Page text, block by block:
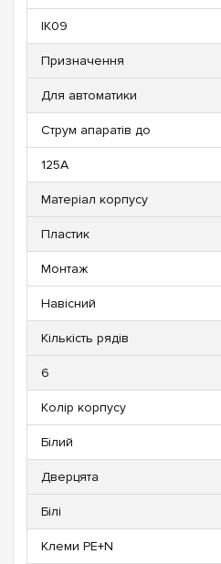
IK09
Призначення
Для автоматики
Струм апаратів до
125А
Матеріал корпусу
Пластик
Монтаж
Навісний
Кількість рядів
6
Колір корпусу
Білий
Дверцята
Білі
Клеми PE+N